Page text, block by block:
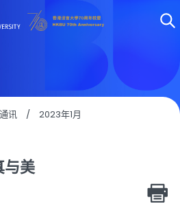
讯 /
2023年1月
与美